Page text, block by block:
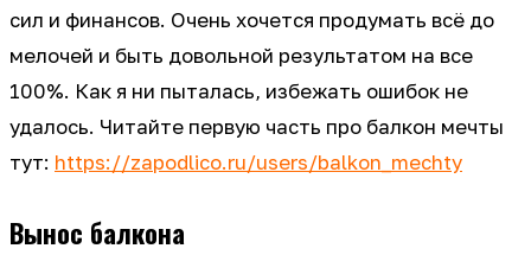
сил и финансов. Очень хочется продумать всё до
мелочей и быть довольной результатом на все
100%. Как я ни пыталась, избежать ошибок не
удалось. Читайте первую часть про балкон мечты
тут: https://zapodlico.ru/users/balkon_mechty
Вынос балкона